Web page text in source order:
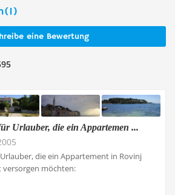
eine Bewertung
Urlauber, die ein Appartemen ...
die ein Appartement in Rovinj
versorgen möchten: